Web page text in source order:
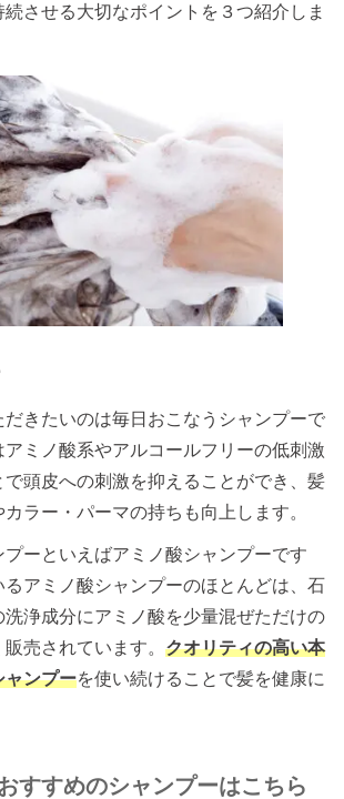
させる大切なポイントを３つ紹介しま
だきたいのは毎日おこなうシャンプーで
ミノ酸系やアルコールフリーの低刺激
頭皮への刺激を抑えることができ、髪
ラー・パーマの持ちも向上します。
ーといえばアミノ酸シャンプーです
るアミノ酸シャンプーのほとんどは、石
浄成分にアミノ酸を少量混ぜただけの
売されています。 クオリティの高い本
ャンプーを使い続けることで髪を健康に
すすめのシャンプーはこちら